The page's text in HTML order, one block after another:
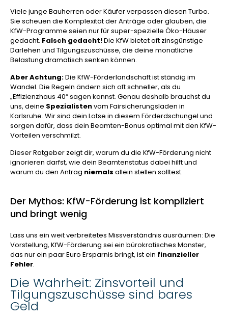
Viele junge Bauherren oder Käufer verpassen diesen Turbo.
Sie scheuen die Komplexität der Anträge oder glauben, die
KfW-Programme seien nur für super-spezielle Öko-Häuser
gedacht. Falsch gedacht!Die KfW bietet oft zinsgünstige
Darlehen und Tilgungszuschüsse, die deine monatliche
Belastung dramatisch senken können.
Aber Achtung:Die KfW-Förderlandschaft ist ständig im
Wandel. Die Regeln ändern sich oft schneller, als du
„Effizienzhaus 40“ sagen kannst. Genau deshalb brauchst du
uns, deine Spezialistenvom Fairsicherungsladen in
Karlsruhe. Wir sind dein Lotse in diesem Förderdschungel und
sorgen dafür, dass dein Beamten-Bonus optimal mit den KfW-
Vorteilen verschmilzt.
Dieser Ratgeber zeigt dir, warum du die KfW-Förderung nicht
ignorieren darfst, wie dein Beamtenstatus dabei hilft und
warum du den Antrag niemals allein stellen solltest.
Der Mythos: KfW-Förderung ist kompliziert
und bringt wenig
Lass uns ein weit verbreitetes Missverständnis ausräumen: Die
Vorstellung, KfW-Förderung sei ein bürokratisches Monster,
das nur ein paar Euro Ersparnis bringt, ist ein finanzieller
Fehler.
Die Wahrheit: Zinsvorteil und
Tilgungszuschüsse sind bares
Geld